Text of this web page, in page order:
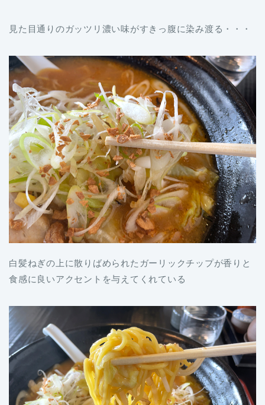
見た目通りのガッツリ濃い味がすきっ腹に染み渡る・・・
白髪ねぎの上に散りばめられたガーリックチップが香りと
食感に良いアクセントを与えてくれている